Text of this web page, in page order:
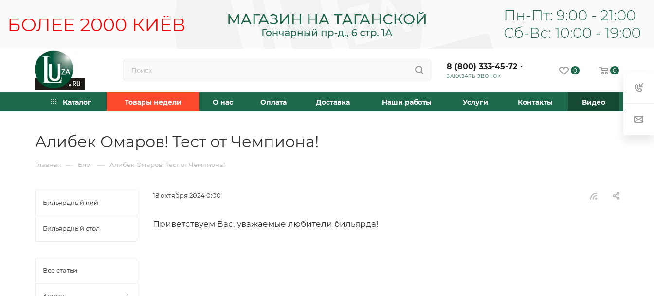
8 (800) 333-45-72
ЗАКАЗАТЬ ЗВОНОК
0 0
Каталог Товары недели О нас Оплата Доставка Наши работы Услуги Контакты Видео
Алибек Омаров! Тест от Чемпиона!
Главная — Блог — Алибек Омаров! Тест от Чемпиона!
18 октября 2024 0:00
Приветствуем Вас, уважаемые любители бильярда!
Бильярдный кий
Бильярдный стол
Все статьи